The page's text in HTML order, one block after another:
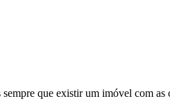
que existir um imóvel com as